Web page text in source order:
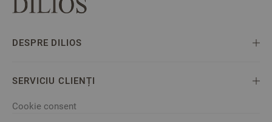
DESPRE DILIOS
SERVICIU CLIENȚI
Cookie consent